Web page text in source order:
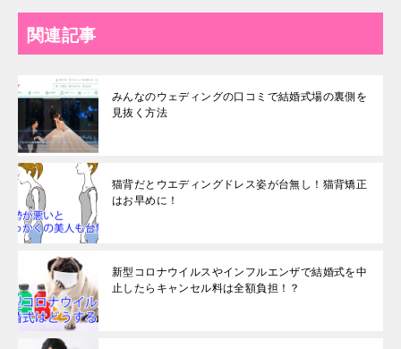
関連記事
みんなのウェディングの口コミで結婚式場の裏側を
見抜く方法
猫背だとウエディングドレス姿が台無し！猫背矯正
はお早めに！
新型コロナウイルスやインフルエンザで結婚式を中
止したらキャンセル料は全額負担！？